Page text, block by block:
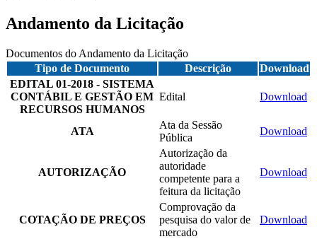
Andamento da Licitação
Documentos do Andamento da Licitação
Tipo de Documento
Descrição
Download
EDITAL 01-2018 - SISTEMA
CONTÁBIL E GESTÃO EM
RECURSOS HUMANOS
Edital Download
ATA
Ata da Sessão
Pública
Download
AUTORIZAÇÃO
Autorização da
autoridade
competente para a
feitura da licitação
Download
COTAÇÃO DE PREÇOS
Comprovação da
pesquisa do valor de
mercado
Download